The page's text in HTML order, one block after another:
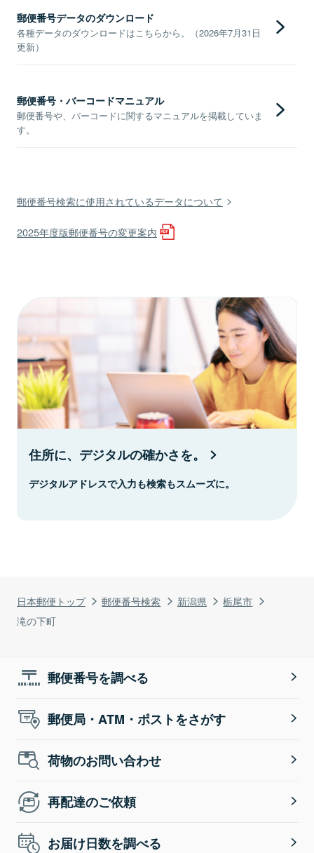
日本郵便トップ 郵便番号検索 新潟県
栃尾市
滝の下町
郵便番号データのダウンロード
各種データのダウンロードはこちらから。（2026年7月31日
更新）
郵便番号・バーコードマニュアル
郵便番号や、バーコードに関するマニュアルを掲載していま
す。
郵便番号検索に使用されているデータについて
2025年度版郵便番号の変更案内
住所に、デジタルの確かさを。
デジタルアドレスで入力も検索もスムーズに。
郵便番号を調べる
郵便局・ATM・ポストをさがす
荷物のお問い合わせ
再配達のご依頼
お届け日数を調べる